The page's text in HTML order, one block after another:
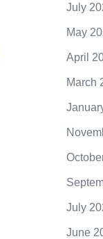
July
May
April
March
July
June